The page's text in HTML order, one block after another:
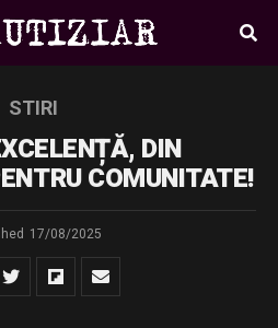
STIRI
DIN
COMUNITATE!
17/08/2025